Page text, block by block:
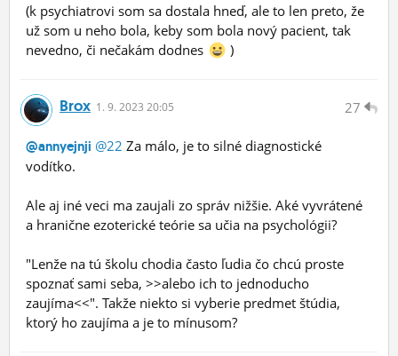
(k psychiatrovi som sa dostala hneď, ale to len preto, že
už som u neho bola, keby som bola nový pacient, tak
nevedno, či nečakám dodnes
)
27
Brox 1. 9. 2023 20:05
@annyejnji @22 Za málo, je to silné diagnostické
vodítko.
Ale aj iné veci ma zaujali zo správ nižšie. Aké vyvrátené
a hranične ezoterické teórie sa učia na psychológii?
"Lenže na tú školu chodia často ľudia čo chcú proste
spoznať sami seba, >>alebo ich to jednoducho
zaujíma<<". Takže niekto si vyberie predmet štúdia,
ktorý ho zaujíma a je to mínusom?